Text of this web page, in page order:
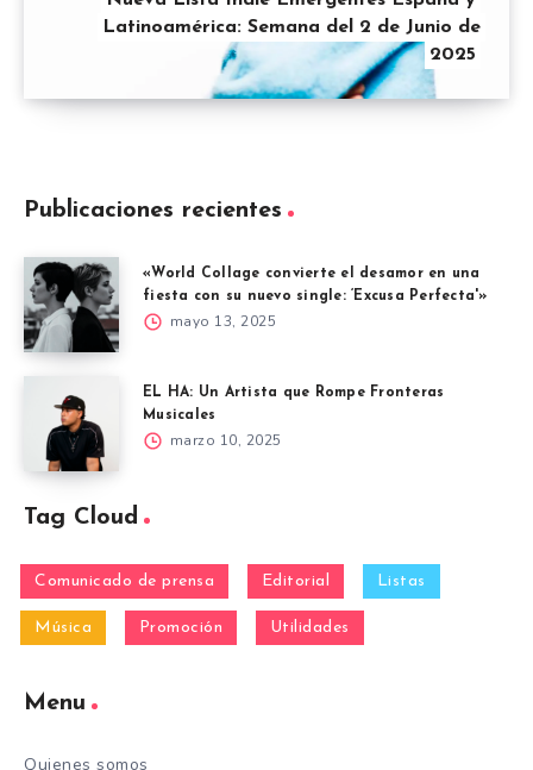
Latinoamérica: Semana del 2 de Junio de
2025
Publicaciones recientes
«World Collage convierte el desamor en una
fiesta con su nuevo single: ‘Excusa Perfecta'»
mayo 13, 2025
EL HA: Un Artista que Rompe Fronteras
Musicales
marzo 10, 2025
Tag Cloud
Comunicado de prensa Editorial Listas
Música Promoción Utilidades
Menu
Quienes somos